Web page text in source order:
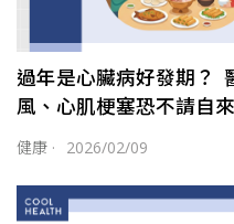
過年是心臟病好發期？
風、心肌梗塞恐不請自來
健康 · 2026/02/09